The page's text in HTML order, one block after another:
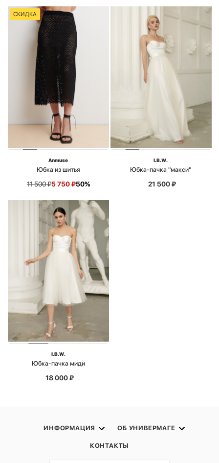
СКИДКА
Anmuse
Юбка из шитья
11 500₽5 750₽50%
I.B.W.
Юбка-пачка "макси"
21 500₽
I.B.W.
Юбка-пачка миди
18 000₽
ИНФОРМАЦИЯ ОБ УНИВЕРМАГЕ
КОНТАКТЫ